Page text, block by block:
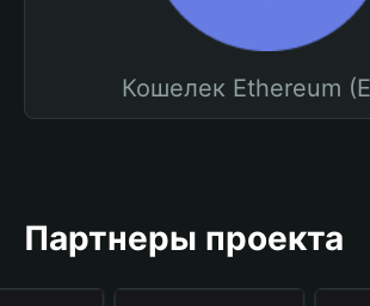
Кошелек Ethereum
Партнеры проекта